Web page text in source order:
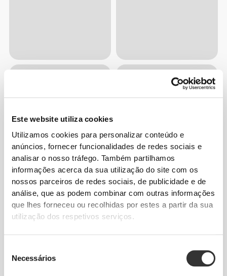
Este website utiliza cookies
Utilizamos cookies para personalizar conteúdo e
anúncios, fornecer funcionalidades de redes sociais e
analisar o nosso tráfego. Também partilhamos
informações acerca da sua utilização do site com os
nossos parceiros de redes sociais, de publicidade e de
análise, que as podem combinar com outras informações
que lhes forneceu ou recolhidas por estes a partir da sua
utilização dos respetivos serviços.
Necessários